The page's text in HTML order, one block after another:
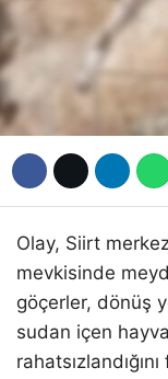
Olay, Siirt
mevkisinde
göçerler, dönüş
sudan içen